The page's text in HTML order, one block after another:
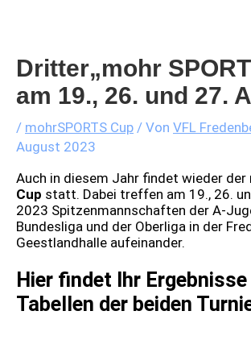
Dritter„mohr
am 19., 26. und 27.
/ mohrSPORTS Cup / Von VFL
August 2023
Auch in diesem Jahr findet wieder der
Cup statt. Dabei treffen am 19., 26.
2023 Spitzenmannschaften der A-
Bundesliga und der Oberliga in der
Geestlandhalle aufeinander.
Hier findet Ihr Ergebnisse
Tabellen der beiden